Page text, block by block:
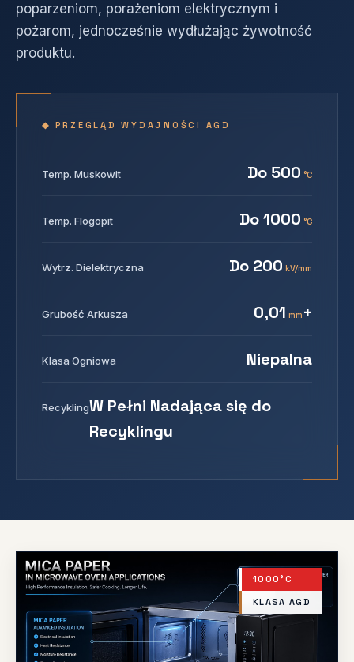
poparzeniom, porażeniom elektrycznym i
pożarom, jednocześnie wydłużając żywotność
produktu.
◆ PRZEGLĄD WYDAJNOŚCI AGD
Temp. Muskowit Do 500 °C
Temp. Flogopit Do 1000 °C
Wytrz. Dielektryczna Do 200 kV/mm
Grubość Arkusza 0,01 mm +
Klasa Ogniowa Niepalna
RecyklingW Pełni Nadająca się do
Recyklingu
1000°C
KLASA AGD